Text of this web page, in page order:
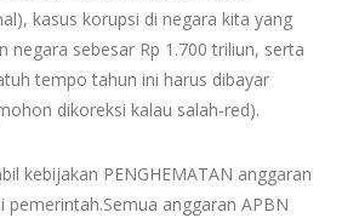
kasus korupsi di negara kita yang
negara sebesar Rp 1.700 triliun, serta
tempo tahun ini harus dibayar
dikoreksi kalau salah-red).
kebijakan PENGHEMATAN anggaran
pemerintah.Semua anggaran APBN